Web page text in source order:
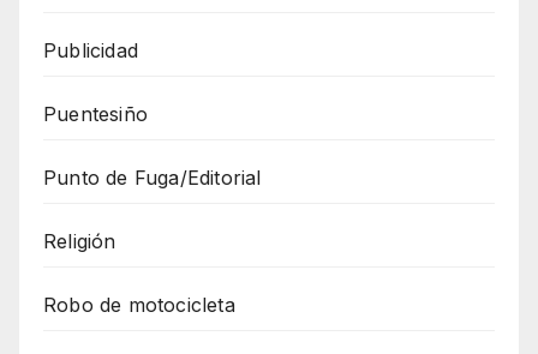
Publicidad
Puentesiño
Punto de Fuga/Editorial
Religión
Robo de motocicleta